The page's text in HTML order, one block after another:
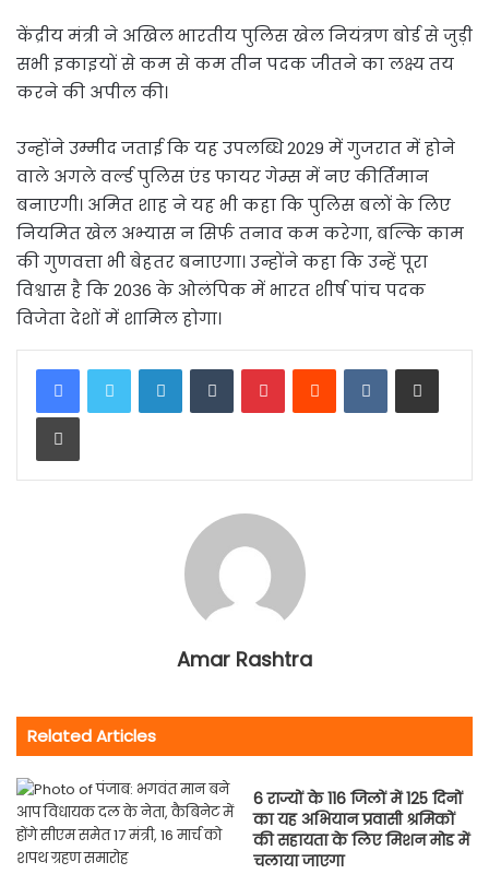
केंद्रीय मंत्री ने अखिल भारतीय पुलिस खेल नियंत्रण बोर्ड से जुड़ी
सभी इकाइयों से कम से कम तीन पदक जीतने का लक्ष्य तय
करने की अपील की।
उन्होंने उम्मीद जताई कि यह उपलब्धि 2029 में गुजरात में होने
वाले अगले व‌र्ल्ड पुलिस एंड फायर गेम्स में नए कीर्तिमान
बनाएगी। अमित शाह ने यह भी कहा कि पुलिस बलों के लिए
नियमित खेल अभ्यास न सिर्फ तनाव कम करेगा, बल्कि काम
की गुणवत्ता भी बेहतर बनाएगा। उन्होंने कहा कि उन्हें पूरा
विश्वास है कि 2036 के ओलंपिक में भारत शीर्ष पांच पदक
विजेता देशों में शामिल होगा।
LinkedInTumblrPinterestReddit VKontakteShare via Email
Print
Amar Rashtra
Related Articles
6 राज्यों के 116 जिलों में 125 दिनों
का यह अभियान प्रवासी श्रमिकों
की सहायता के लिए मिशन मोड में
चलाया जाएगा